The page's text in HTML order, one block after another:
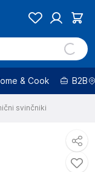
& Cook B2B
svinčniki